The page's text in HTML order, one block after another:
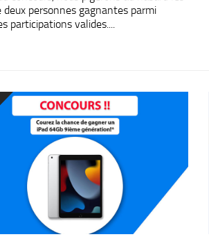
deux personnes gagnantes parmi
participations valides....